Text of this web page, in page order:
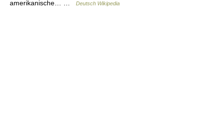
amerikanische… …
Deutsch Wikipedia